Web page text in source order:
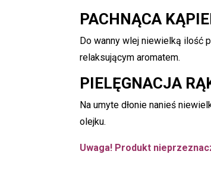
PACHNĄCA
Do wanny wlej niewielką ilość
relaksującym aromatem.
PIELĘGNACJA
Na umyte dłonie nanieś
olejku.
Uwaga! Produkt